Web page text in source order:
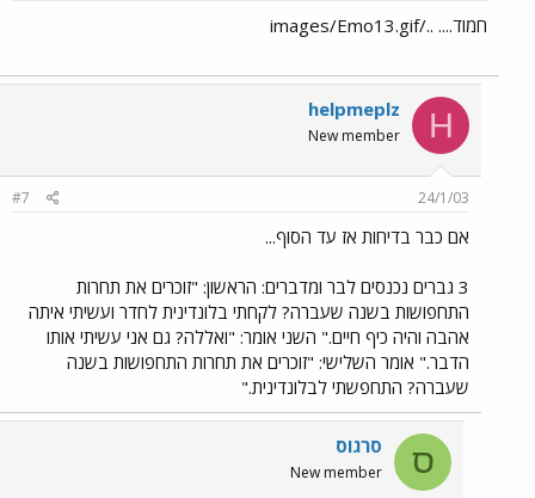
חמוד.... ../images/Emo13.gif
H
helpmeplz
New member
24/1/03
#7
אם כבר בדיחות אז עד הסוף...
3 גברים נכנסים לבר ומדברים: הראשון: "זוכרים את תחרות
התחפושות בשנה שעברה? לקחתי בלונדינית לחדר ועשיתי איתה
אהבה והיה כיף חיים." השני אומר: "ואללה? גם אני עשיתי אותו
הדבר." אומר השלישי: "זוכרים את תחרות התחפושות בשנה
שעברה? התחפשתי לבלונדינית."
ס סרגוס
New member